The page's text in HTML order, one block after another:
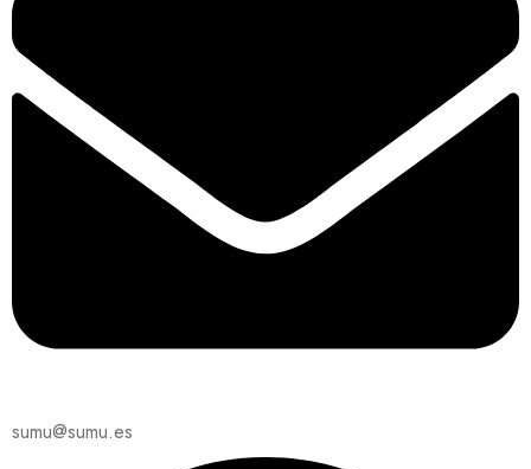
sumu@sumu.es